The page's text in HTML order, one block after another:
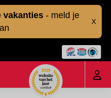
vakanties - meld je
X